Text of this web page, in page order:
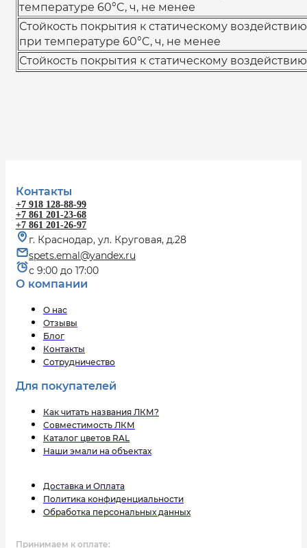
температуре 60°C, ч, не менее
Стойкость покрытия к статическому
при температуре 60°C, ч, не менее
Стойкость покрытия к статическому
Контакты
+7 918 128-88-99
+7 861 201-23-68
+7 861 201-26-97
г. Краснодар, ул. Круговая, д.28
spets.emal@yandex.ru
с 9:00 до 17:00
О компании
О нас
Отзывы
Блог
Контакты
Сотрудничество
Для покупателей
Как читать названия ЛКМ?
Совместимость ЛКМ
Каталог цветов RAL
Наши эмали на объектах
Доставка и Оплата
Политика конфиденциальности
Обработка персональных данных
Принимаем к оплате: